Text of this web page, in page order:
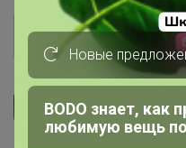
Новые
BODO знает, как
любимую вещь